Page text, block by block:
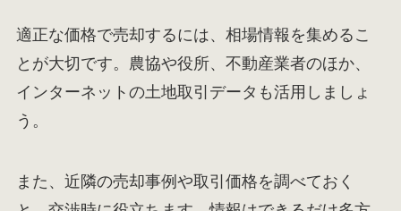
適正な価格で売却するには、相場情報を集めるこ
とが大切です。農協や役所、不動産業者のほか、
インターネットの土地取引データも活用しましょ
う。
また、近隣の売却事例や取引価格を調べておく